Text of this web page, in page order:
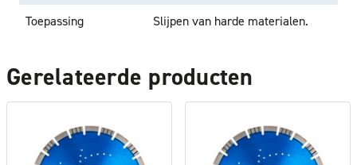
Toepassing
Slijpen van harde materialen.
Gerelateerde producten